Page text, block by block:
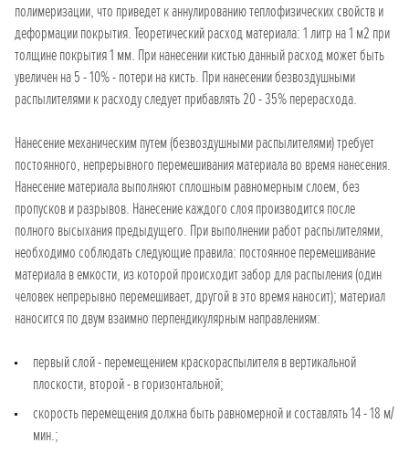
полимеризации, что приведет к аннулированию теплофизических свойств и
деформации покрытия. Теоретический расход материала: 1 литр на 1 м2 при
толщине покрытия 1 мм. При нанесении кистью данный расход может быть
увеличен на 5 - 10% - потери на кисть. При нанесении безвоздушными
распылителями к расходу следует прибавлять 20 - 35% перерасхода.
Нанесение механическим путем (безвоздушными распылителями) требует
постоянного, непрерывного перемешивания материала во время нанесения.
Нанесение материала выполняют сплошным равномерным слоем, без
пропусков и разрывов. Нанесение каждого слоя производится после
полного высыхания предыдущего. При выполнении работ распылителями,
необходимо соблюдать следующие правила: постоянное перемешивание
материала в емкости, из которой происходит забор для распыления (один
человек непрерывно перемешивает, другой в это время наносит); материал
наносится по двум взаимно перпендикулярным направлениям:
первый слой - перемещением краскораспылителя в вертикальной
плоскости, второй - в горизонтальной;
скорость перемещения должна быть равномерной и составлять 14 - 18 м/
мин.;